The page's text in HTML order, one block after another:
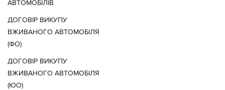
АВТОМОБІЛІВ
ДОГОВІР ВИКУПУ
ВЖИВАНОГО АВТОМОБІЛЯ
(ФО)
ДОГОВІР ВИКУПУ
ВЖИВАНОГО АВТОМОБІЛЯ
(ЮО)